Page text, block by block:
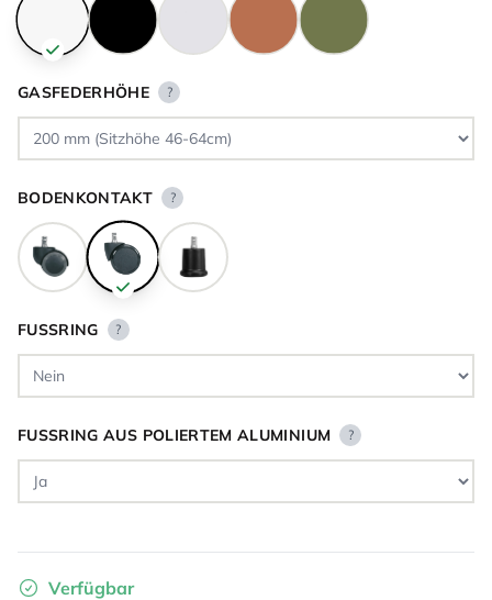
GASFEDERHÖHE ?
BODENKONTAKT ?
FUSSRING ?
FUSSRING AUS POLIERTEM ALUMINIUM ?
Verfügbar